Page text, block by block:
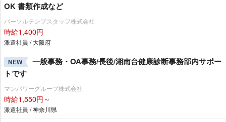
OK 書類作成など
パーソルテンプスタッフ株式会社
時給1,400円
派遣社員 / 大阪府
NEW
一般事務・OA事務/長後/湘南台健康診断事務部内サポー
トです
マンパワーグループ株式会社
時給1,550円～
派遣社員 / 神奈川県